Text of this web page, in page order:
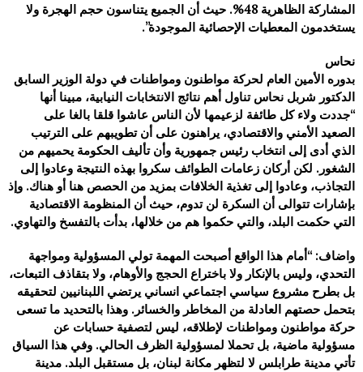
المشاركة الظاهرية 48%. حيث أن الجميع يتناسون حجم الهجرة ولا
يستخدمون المعطيات الإحصائية الموجودة”.
نحاس
بدوره الأمين العام لحركة مواطنون ومواطنات في دولة الوزير السابق
الدكتور شربل نحاس تناول أهم نتائج الانتخابات النيابية، مبينا أنها
“جددت ولاء كل طائفة لزعيمها لأن الناس عاشوا قلقا بالغا على
الصعيد الأمني والاقتصادي، يراهنون على أن تطويبهم على الترتيب
الذي أدى إلى انتخاب رئيس جمهورية وأن تأليف الحكومة يحميهم من
الشغور. لكن أركان زعامات الطوائف سكروا بهذه النتيجة وعادوا إلى
التجاذب، وعادوا إلى تغذية الخلافات بمزيد من الحصص هنا أو هناك. وإذ
بإشارات تتوالى أن السكرة لن تدوم، حيث أن المنظومة الاقتصادية
التي حكمت البلد، والتي حكموا هم من خلالها، بدأت بالتفسخ والتهاوي.
واضاف: “أمام هذا الواقع أصبحت المهمة تولي المسؤولية ومواجهة
التحدي، وليس بالإنكار ولا باختراع الحجج والأوهام، ولا بتقاذف التبعات،
بل بطرح مشروع سياسي اجتماعي انساني يرتضي اللبنانيين لتحقيقه
بتحمل حصتهم العادلة من المخاطر والخسائر. وهذا بالتحديد ما تسعى
حركة مواطنون ومواطنات لإطلاقه، ليس لتصفية حسابات عن
مسؤولية ماضية، بل تحملا لمسؤولية الظرف الحالي. وفي هذا السياق
تأتي مدينة طرابلس لا لتظهر مكانة لبنان، بل مستقبل البلد. مدينة